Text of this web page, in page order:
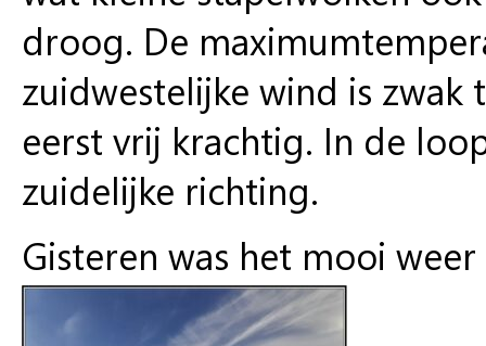
droog. De
zuidwestelijke wind is
eerst vrij krachtig. In de
zuidelijke richting.
Gisteren was het mooi